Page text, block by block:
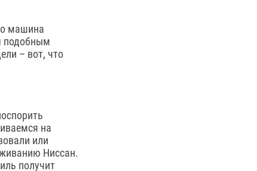
машина
подобным
– вот, что
на
или
Ниссан.
получит